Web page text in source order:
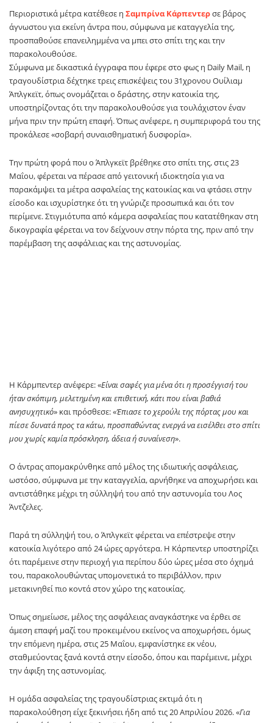
Περιοριστικά μέτρα κατέθεσε η Σαμπρίνα Κάρπεντερσε βάρος
άγνωστου για εκείνη άντρα που, σύμφωνα με καταγγελία της,
προσπαθούσε επανειλημμένα να μπει στο σπίτι της και την
παρακολουθούσε.
Σύμφωνα με δικαστικά έγγραφα που έφερε στο φως η Daily Mail, η
τραγουδίστρια δέχτηκε τρεις επισκέψεις του 31χρονου Ουίλιαμ
Άπλγκεϊτ, όπως ονομάζεται ο δράστης, στην κατοικία της,
υποστηρίζοντας ότι την παρακολουθούσε για τουλάχιστον έναν
μήνα πριν την πρώτη επαφή. Όπως ανέφερε, η συμπεριφορά του της
προκάλεσε «σοβαρή συναισθηματική δυσφορία».
Την πρώτη φορά που ο Άπλγκεϊτ βρέθηκε στο σπίτι της, στις 23
Μαΐου, φέρεται να πέρασε από γειτονική ιδιοκτησία για να
παρακάμψει τα μέτρα ασφαλείας της κατοικίας και να φτάσει στην
είσοδο και ισχυρίστηκε ότι τη γνώριζε προσωπικά και ότι τον
περίμενε. Στιγμιότυπα από κάμερα ασφαλείας που κατατέθηκαν στη
δικογραφία φέρεται να τον δείχνουν στην πόρτα της, πριν από την
παρέμβαση της ασφάλειας και της αστυνομίας.
Η Κάρμπεντερ ανέφερε: «Είναι σαφές για μένα ότι η προσέγγισή του
ήταν σκόπιμη, μελετημένη και επιθετική, κάτι που είναι βαθιά
ανησυχητικό» και πρόσθεσε: «Έπιασε το χερούλι της πόρτας μου και
πίεσε δυνατά προς τα κάτω, προσπαθώντας ενεργά να εισέλθει στο σπίτι
μου χωρίς καμία πρόσκληση, άδεια ή συναίνεση».
Ο άντρας απομακρύνθηκε από μέλος της ιδιωτικής ασφάλειας,
ωστόσο, σύμφωνα με την καταγγελία, αρνήθηκε να αποχωρήσει και
αντιστάθηκε μέχρι τη σύλληψή του από την αστυνομία του Λος
Άντζελες.
Παρά τη σύλληψή του, ο Άπλγκεϊτ φέρεται να επέστρεψε στην
κατοικία λιγότερο από 24 ώρες αργότερα. Η Κάρπεντερ υποστηρίζει
ότι παρέμεινε στην περιοχή για περίπου δύο ώρες μέσα στο όχημά
του, παρακολουθώντας υπομονετικά το περιβάλλον, πριν
μετακινηθεί πιο κοντά στον χώρο της κατοικίας.
Όπως σημείωσε, μέλος της ασφάλειας αναγκάστηκε να έρθει σε
άμεση επαφή μαζί του προκειμένου εκείνος να αποχωρήσει, όμως
την επόμενη ημέρα, στις 25 Μαΐου, εμφανίστηκε εκ νέου,
σταθμεύοντας ξανά κοντά στην είσοδο, όπου και παρέμεινε, μέχρι
την άφιξη της αστυνομίας.
Η ομάδα ασφαλείας της τραγουδίστριας εκτιμά ότι η
παρακολούθηση είχε ξεκινήσει ήδη από τις 20 Απριλίου 2026. «Για